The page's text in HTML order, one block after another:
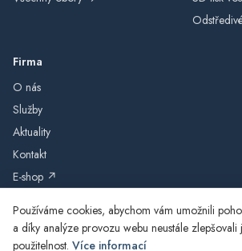
Firma
O nás
Služby
Aktuality
Kontakt
E-shop ↗
Používáme cookies, abychom vám umožnili
a díky analýze provozu webu neustále zlepšovali
použitelnost. Více informací